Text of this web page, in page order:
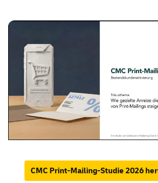
CMC Print-Mailing-Studie 2026